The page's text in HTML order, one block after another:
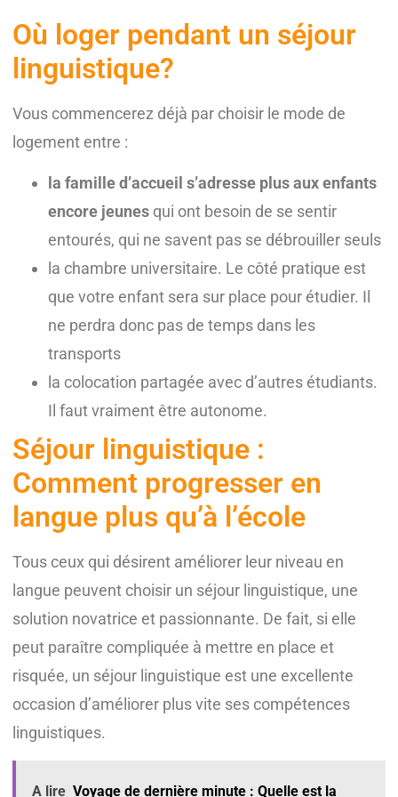
Où loger pendant un séjour
linguistique?
Vous commencerez déjà par choisir le mode de
logement entre :
la famille d’accueil s’adresse plus aux enfants
encore jeunes qui ont besoin de se sentir
entourés, qui ne savent pas se débrouiller seuls
la chambre universitaire. Le côté pratique est
que votre enfant sera sur place pour étudier. Il
ne perdra donc pas de temps dans les
transports
la colocation partagée avec d’autres étudiants.
Il faut vraiment être autonome.
Séjour linguistique :
Comment progresser en
langue plus qu’à l’école
Tous ceux qui désirent améliorer leur niveau en
langue peuvent choisir un séjour linguistique, une
solution novatrice et passionnante. De fait, si elle
peut paraître compliquée à mettre en place et
risquée, un séjour linguistique est une excellente
occasion d’améliorer plus vite ses compétences
linguistiques.
A lire Voyage de dernière minute : Quelle est la